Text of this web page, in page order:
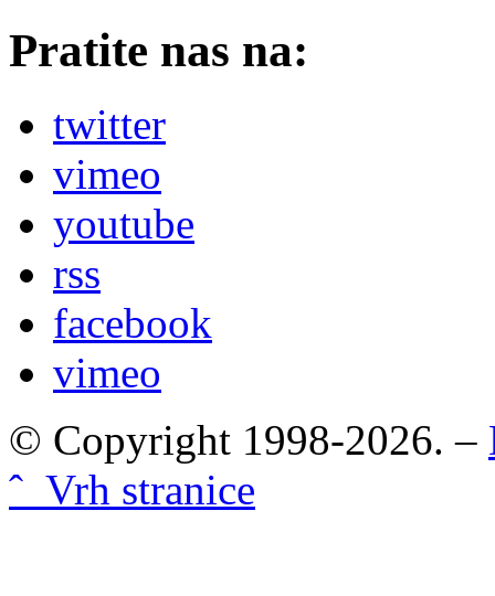
Pratite nas na:
twitter
vimeo
youtube
rss
facebook
vimeo
© Copyright 1998-2026. –
ˆ Vrh stranice